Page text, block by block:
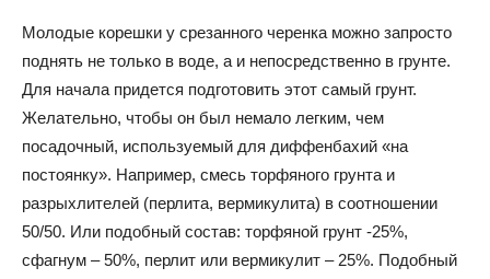
Молодые корешки у срезанного черенка можно запросто
поднять не только в воде, а и непосредственно в грунте.
Для начала придется подготовить этот самый грунт.
Желательно, чтобы он был немало легким, чем
посадочный, используемый для диффенбахий «на
постоянку». Например, смесь торфяного грунта и
разрыхлителей (перлита, вермикулита) в соотношении
50/50. Или подобный состав: торфяной грунт -25%,
сфагнум – 50%, перлит или вермикулит – 25%. Подобный